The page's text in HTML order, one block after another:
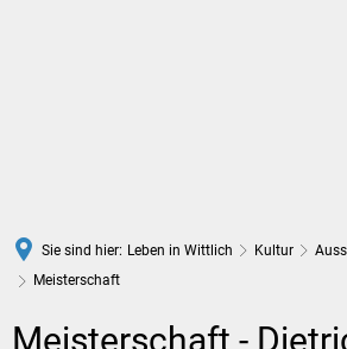
Sie sind hier: Leben in Wittlich Kultur
Meisterschaft
Meisterschaft
Meisterschaft -